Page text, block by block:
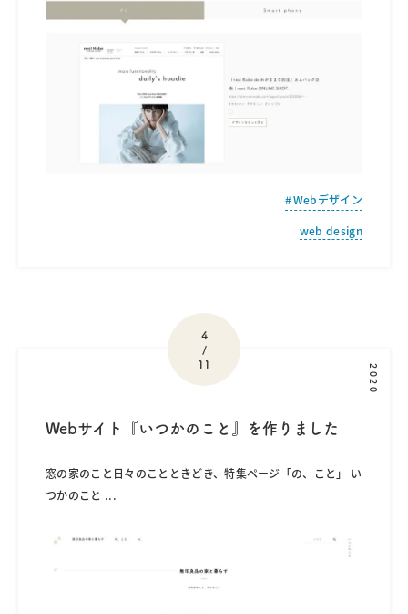
Webデザイン
web design
4
/
11
2020
Webサイト『いつかのこと』を作りました
窓の家のこと日々のことときどき、特集ページ「の、こと」 い
つかのこと ...